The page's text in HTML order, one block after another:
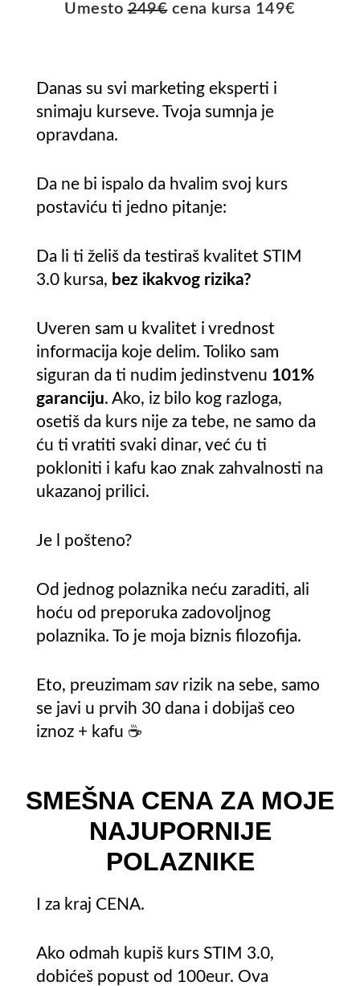
Umesto249€cena kursa 149€
Danas su svi marketing eksperti i
snimaju kurseve. Tvoja sumnja je
opravdana.
Da ne bi ispalo da hvalim svoj kurs
postaviću ti jedno pitanje:
Da li ti želiš da testiraš kvalitet STIM
3.0 kursa, bez ikakvog rizika?
Uveren sam u kvalitet i vrednost
informacija koje delim. Toliko sam
siguran da ti nudim jedinstvenu 101%
garanciju. Ako, iz bilo kog razloga,
osetiš da kurs nije za tebe, ne samo da
ću ti vratiti svaki dinar, već ću ti
pokloniti i kafu kao znak zahvalnosti na
ukazanoj prilici.
Je l pošteno?
Od jednog polaznika neću zaraditi, ali
hoću od preporuka zadovoljnog
polaznika. To je moja biznis filozofija.
Eto, preuzimam savrizik na sebe, samo
se javi u prvih 30 dana i dobijaš ceo
iznoz + kafu ☕️
SMEŠNA CENA ZA MOJE
NAJUPORNIJE
POLAZNIKE
I za kraj CENA.
Ako odmah kupiš kurs STIM 3.0,
dobićeš popust od 100eur. Ova